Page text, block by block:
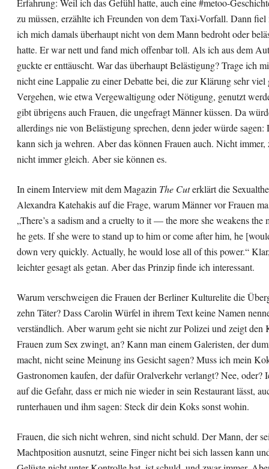
Erfahrung: Weil ich das Gefühl hatte, auch eine #metoo-
zu müssen, erzählte ich Freunden von dem Taxi-Vorfall. Dann fiel
ich mich damals überhaupt nicht von dem Mann bedroht oder
hatte. Er war nett und fand mich offenbar toll. Als ich aus dem
guckte er enttäuscht. War das überhaupt Belästigung? Trage ich
nicht eine Lappalie zu einer Debatte bei, die zur Klärung sehr viel
Vergehen, wie etwa Vergewaltigung oder Nötigung, genutzt
gibt übrigens auch Frauen, die ungefragt Männer küssen. Da
allerdings nie von Belästigung sprechen, denn jeder würde sagen:
kann sich ja wehren. Aber das können Frauen auch. Nicht immer,
nicht immer gleich. Aber sie können es.
In einem Interview mit dem Magazin The Cuterklärt die
Alexandra Katehakis auf die Frage, warum Männer vor Frauen
„There’s a sadism and a cruelty to it — the more she weakens the
he gets. If she were to stand up to him or come after him, he
down very quickly. Actually, he would lose all of this power.“
leichter gesagt als getan. Aber das Prinzip finde ich interessant.
Warum verschweigen die Frauen der Berliner Kulturelite die
zehn Täter? Dass Carolin Würfel in ihrem Text keine Namen
verständlich. Aber warum geht sie nicht zur Polizei und zeigt den
Frauen zum Sex zwingt, an? Kann man einem Galeristen, der
macht, nicht seine Meinung ins Gesicht sagen? Muss ich mein
Gastronomen kaufen, der dafür Oralverkehr verlangt? Nee, oder?
auf die Gefahr, dass er mich nie wieder in sein Restaurant lässt,
runterhauen und ihm sagen: Steck dir dein Koks sonst wohin.
Frauen, die sich nicht wehren, sind nicht schuld. Der Mann, der
Machtposition ausnutzt, seine Finger nicht bei sich lassen kann